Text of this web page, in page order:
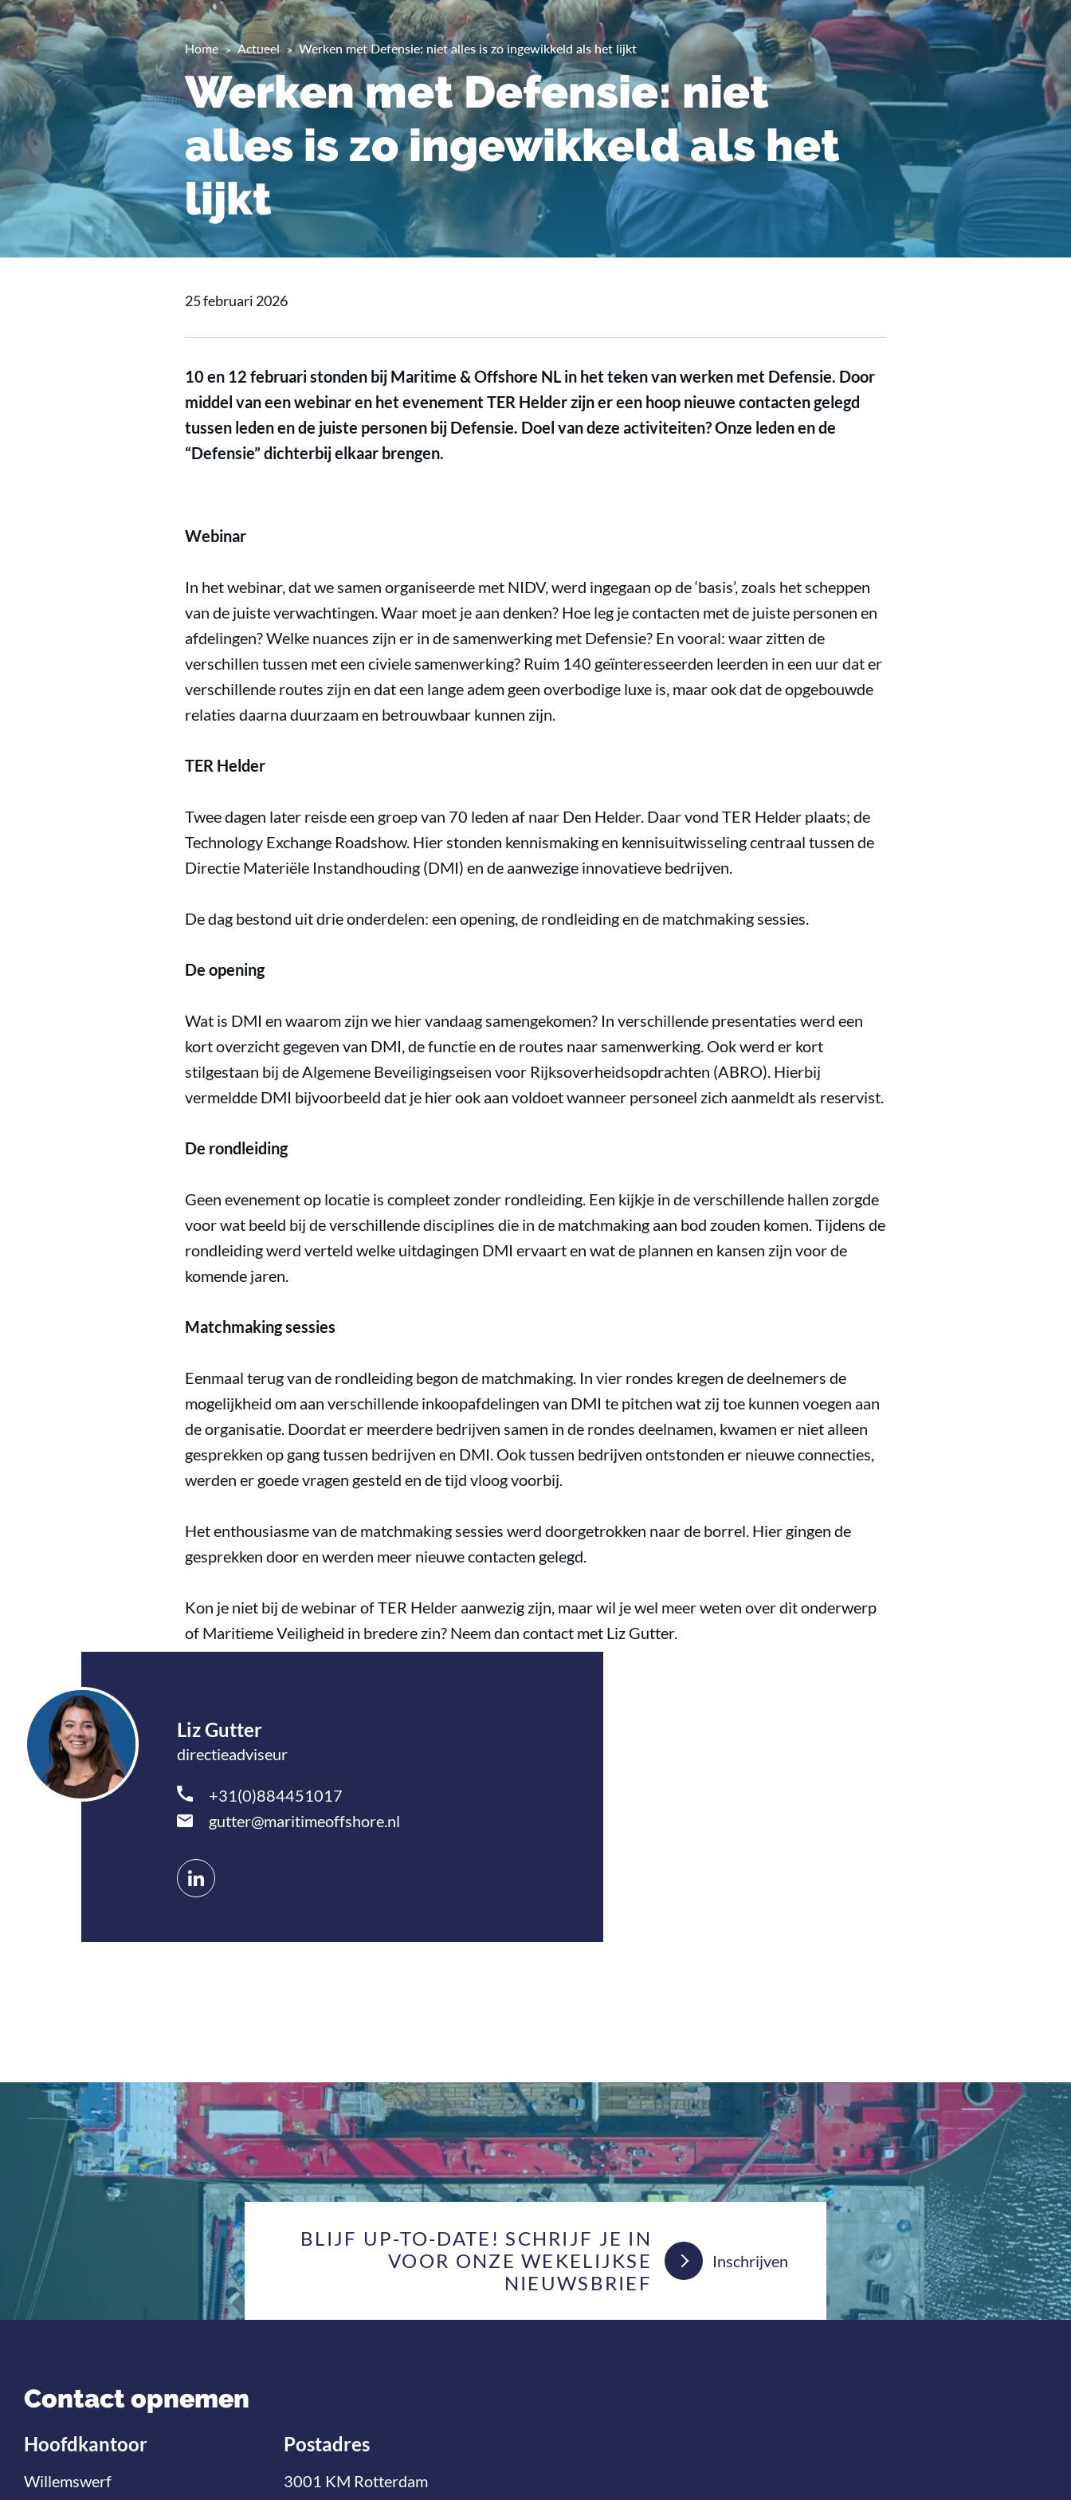
Home Actueel Werken met Defensie: niet alles is zo ingewikkeld als het lijkt
Werken met Defensie: niet
alles is zo ingewikkeld als het
lijkt
25 februari 2026
10 en 12 februari stonden bij Maritime & Offshore NL in het teken van werken met Defensie. Door
middel van een webinar en het evenement TER Helder zijn er een hoop nieuwe contacten gelegd
tussen leden en de juiste personen bij Defensie. Doel van deze activiteiten? Onze leden en de
“Defensie” dichterbij elkaar brengen.
Webinar
In het webinar, dat we samen organiseerde met NIDV, werd ingegaan op de ‘basis’, zoals het scheppen
van de juiste verwachtingen. Waar moet je aan denken? Hoe leg je contacten met de juiste personen en
afdelingen? Welke nuances zijn er in de samenwerking met Defensie? En vooral: waar zitten de
verschillen tussen met een civiele samenwerking? Ruim 140 geïnteresseerden leerden in een uur dat er
verschillende routes zijn en dat een lange adem geen overbodige luxe is, maar ook dat de opgebouwde
relaties daarna duurzaam en betrouwbaar kunnen zijn.
TER Helder
Twee dagen later reisde een groep van 70 leden af naar Den Helder. Daar vond TER Helder plaats; de
Technology Exchange Roadshow. Hier stonden kennismaking en kennisuitwisseling centraal tussen de
Directie Materiële Instandhouding (DMI) en de aanwezige innovatieve bedrijven.
De dag bestond uit drie onderdelen: een opening, de rondleiding en de matchmaking sessies.
De opening
Wat is DMI en waarom zijn we hier vandaag samengekomen? In verschillende presentaties werd een
kort overzicht gegeven van DMI, de functie en de routes naar samenwerking. Ook werd er kort
stilgestaan bij de Algemene Beveiligingseisen voor Rijksoverheidsopdrachten (ABRO). Hierbij
vermeldde DMI bijvoorbeeld dat je hier ook aan voldoet wanneer personeel zich aanmeldt als reservist.
De rondleiding
Geen evenement op locatie is compleet zonder rondleiding. Een kijkje in de verschillende hallen zorgde
voor wat beeld bij de verschillende disciplines die in de matchmaking aan bod zouden komen. Tijdens de
rondleiding werd verteld welke uitdagingen DMI ervaart en wat de plannen en kansen zijn voor de
komende jaren.
Matchmaking sessies
Eenmaal terug van de rondleiding begon de matchmaking. In vier rondes kregen de deelnemers de
mogelijkheid om aan verschillende inkoopafdelingen van DMI te pitchen wat zij toe kunnen voegen aan
de organisatie. Doordat er meerdere bedrijven samen in de rondes deelnamen, kwamen er niet alleen
gesprekken op gang tussen bedrijven en DMI. Ook tussen bedrijven ontstonden er nieuwe connecties,
werden er goede vragen gesteld en de tijd vloog voorbij.
Het enthousiasme van de matchmaking sessies werd doorgetrokken naar de borrel. Hier gingen de
gesprekken door en werden meer nieuwe contacten gelegd.
Kon je niet bij de webinar of TER Helder aanwezig zijn, maar wil je wel meer weten over dit onderwerp
of Maritieme Veiligheid in bredere zin? Neem dan contact met Liz Gutter.
Liz Gutter
directieadviseur
+31(0)884451017
gutter@maritimeoffshore.nl
Connect
op
BLIJF UP-TO-DATE! SCHRIJF JE IN
VOOR ONZE WEKELIJKSE
NIEUWSBRIEF
Inschrijven
Contact opnemen
Hoofdkantoor
Willemswerf
Postadres
3001 KM Rotterdam